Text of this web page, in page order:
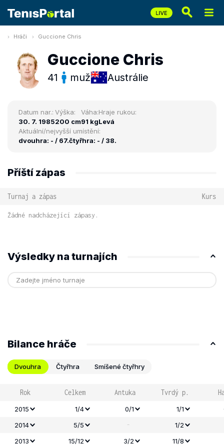
Hráči Guccione Chris
Guccione Chris
41 muž Austrálie
Datum nar.:
30. 7. 1985
Výška:
200 cm
Váha:
91 kg
Hraje rukou:
Levá
Aktuální/nejvyšší umístění:
dvouhra: - / 67.čtyřhra: - / 38.
Příští zápas
Turnaj a zápas Kurs
Žádné nadcházející zápasy.
Výsledky na turnajích
Bilance hráče
Dvouhra Čtyřhra Smíšené čtyřhry
Rok Celkem Antuka Tvrdý p.
2015 1/4 0/1 1/1
2014
5/5 -
1/2
2013
15/12 3/2
11/8